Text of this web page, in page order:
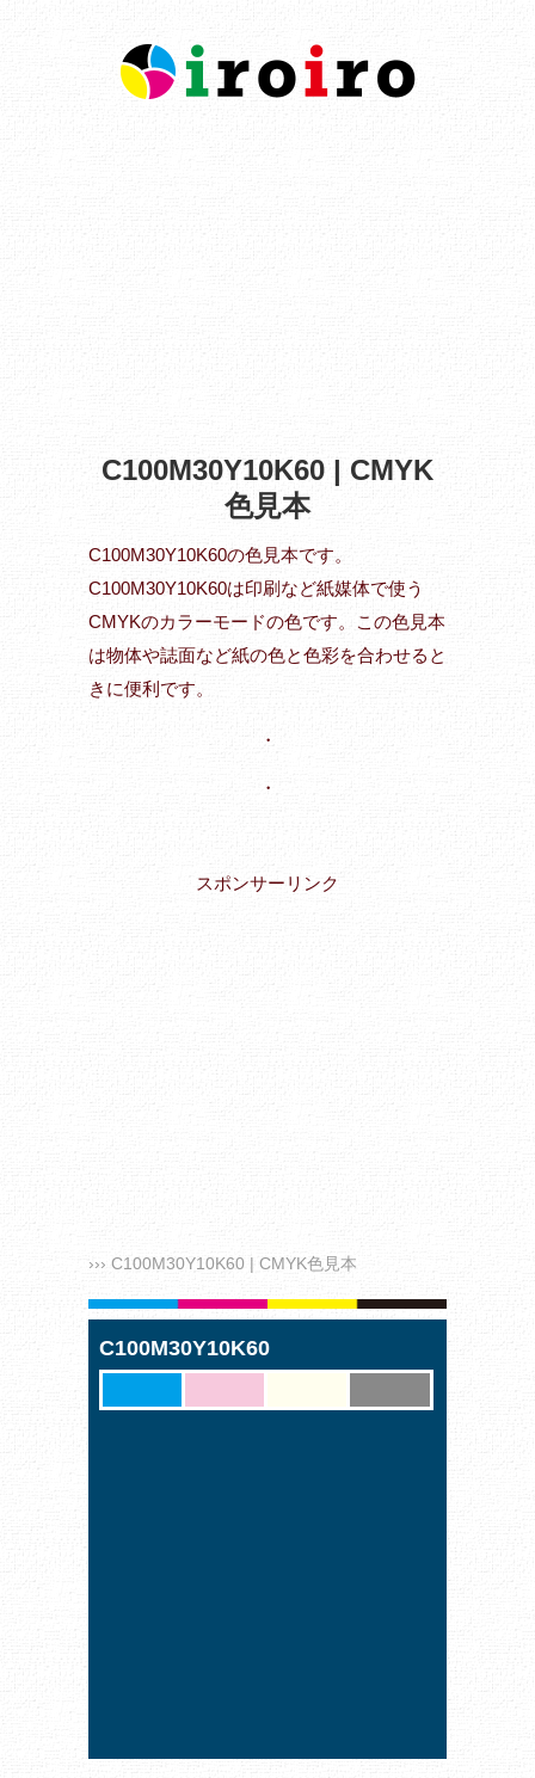
C100M30Y10K60 | CMYK
色見本
C100M30Y10K60の色見本です。
C100M30Y10K60は印刷など紙媒体で使う
CMYKのカラーモードの色です。この色見本
は物体や誌面など紙の色と色彩を合わせると
きに便利です。
・
・
スポンサーリンク
››› C100M30Y10K60 | CMYK色見本
C100M30Y10K60